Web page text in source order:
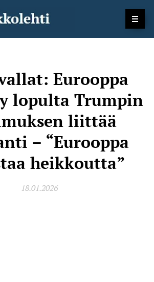
Eurooppa
lopulta Trumpin
liittää
– “Eurooppa
heikkoutta”
18.01.2026